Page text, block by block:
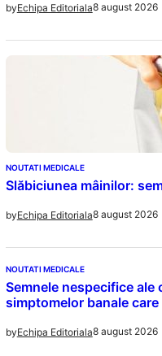
byEchipa Editoriala8 august 2026
NOUTATI MEDICALE
Slăbiciunea mâinilor:
byEchipa Editoriala8 august 2026
NOUTATI MEDICALE
Semnele nespecifice ale
simptomelor banale
byEchipa Editoriala8 august 2026